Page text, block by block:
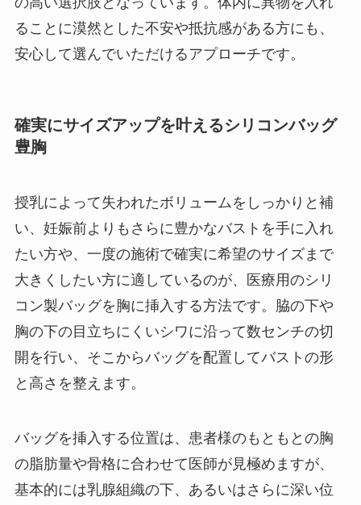
ることに漠然とした不安や抵抗感がある方にも、
安心して選んでいただけるアプローチです。
確実にサイズアップを叶えるシリコンバッグ
豊胸
授乳によって失われたボリュームをしっかりと補
い、妊娠前よりもさらに豊かなバストを手に入れ
たい方や、一度の施術で確実に希望のサイズまで
大きくしたい方に適しているのが、医療用のシリ
コン製バッグを胸に挿入する方法です。脇の下や
胸の下の目立ちにくいシワに沿って数センチの切
開を行い、そこからバッグを配置してバストの形
と高さを整えます。
バッグを挿入する位置は、患者様のもともとの胸
の脂肪量や骨格に合わせて医師が見極めますが、
基本的には乳腺組織の下、あるいはさらに深い位